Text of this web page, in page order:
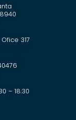
317
– 18:30